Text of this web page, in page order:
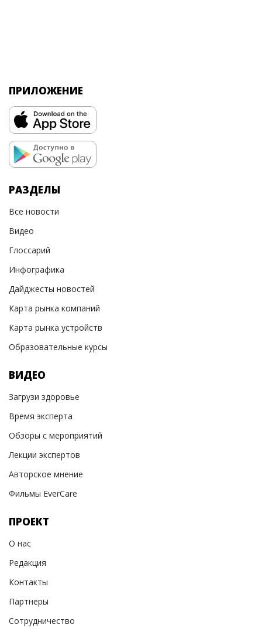
ПРИЛОЖЕНИЕ
РАЗДЕЛЫ
Все новости
Видео
Глоссарий
Инфографика
Дайджесты новостей
Карта рынка компаний
Карта рынка устройств
Образовательные курсы
ВИДЕО
Загрузи здоровье
Время эксперта
Обзоры с мероприятий
Лекции экспертов
Авторское мнение
Фильмы EverCare
ПРОЕКТ
О нас
Редакция
Контакты
Партнеры
Сотрудничество